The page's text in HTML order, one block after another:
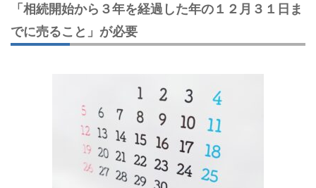
「相続開始から３年を経過した年の１２月３１日ま
でに売ること」が必要